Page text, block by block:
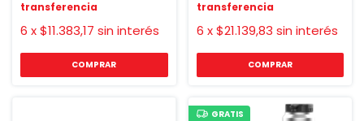
6 x$11.383,17 sin interés 6 x$21.139,83 sin interés
COMPRAR
GRATIS